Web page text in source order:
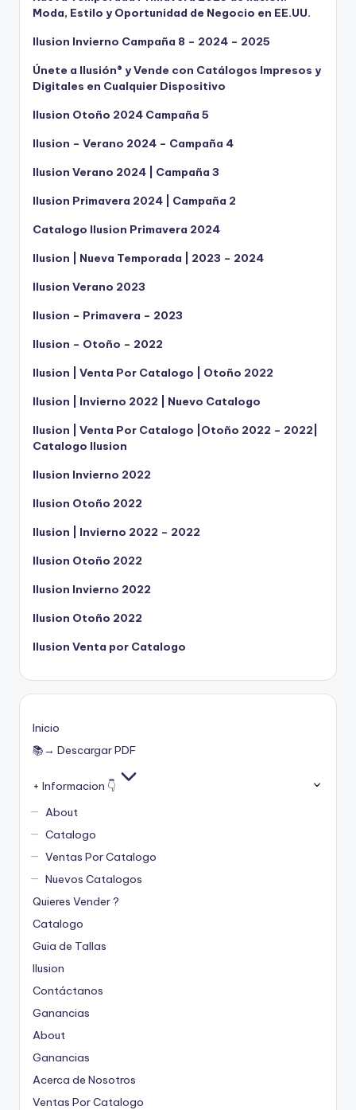
Moda, Estilo y Oportunidad de Negocio en EE.UU.
Ilusion Invierno Campaña 8 – 2024 – 2025
Únete a Ilusión® y Vende con Catálogos Impresos y
Digitales en Cualquier Dispositivo
Ilusion Otoño 2024 Campaña 5
Ilusion – Verano 2024 – Campaña 4
Ilusion Verano 2024 | Campaña 3
Ilusion Primavera 2024 | Campaña 2
Catalogo Ilusion Primavera 2024
Ilusion | Nueva Temporada | 2023 – 2024
Ilusion Verano 2023
Ilusion – Primavera – 2023
Ilusion – Otoño – 2022
Ilusion | Venta Por Catalogo | Otoño 2022
Ilusion | Invierno 2022 | Nuevo Catalogo
Ilusion | Venta Por Catalogo |Otoño 2022 – 2022|
Catalogo Ilusion
Ilusion Invierno 2022
Ilusion Otoño 2022
Ilusion | Invierno 2022 – 2022
Ilusion Otoño 2022
Ilusion Invierno 2022
Ilusion Otoño 2022
Ilusion Venta por Catalogo
Inicio
📚→ Descargar PDF
+ Informacion 👇
About
Catalogo
Ventas Por Catalogo
Nuevos Catalogos
Quieres Vender ?
Catalogo
Guia de Tallas
Ilusion
Contáctanos
Ganancias
About
Ganancias
Acerca de Nosotros
Ventas Por Catalogo